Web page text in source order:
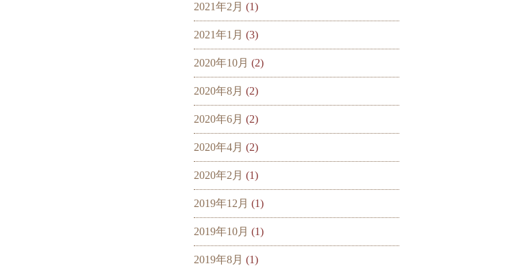
2021年2月 (1)
2021年1月 (3)
2020年10月 (2)
2020年8月 (2)
2020年6月 (2)
2020年4月 (2)
2020年2月 (1)
2019年12月 (1)
2019年10月 (1)
2019年8月 (1)